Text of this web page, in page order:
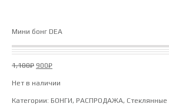
Мини бонг DEA
1,100₽ Первоначальная
1,100₽.
900₽Текущая
Нет в наличии
Категории: БОНГИ, РАСПРОДАЖА, Стеклянные